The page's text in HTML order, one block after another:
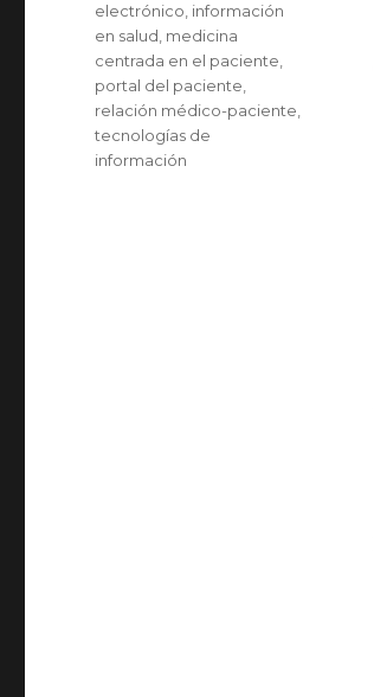
electrónico información
en salud medicina
centrada en el paciente
portal del paciente
relación médico-paciente
tecnologías de
información